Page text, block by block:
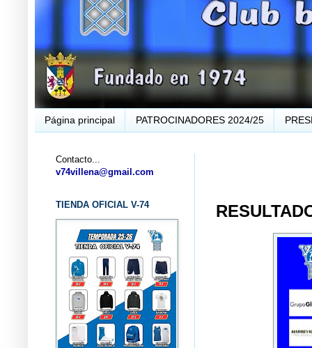
Página principal PATROCINADORES 2024/25
Contacto...
v74villena@gmail.com
TIENDA OFICIAL V-74